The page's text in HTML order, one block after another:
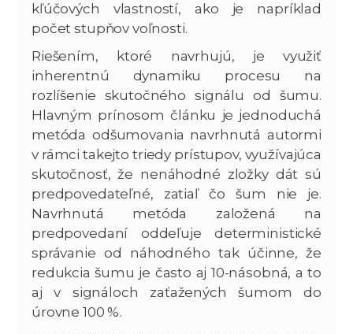
kľúčových vlastností, ako je napríklad
počet stupňov voľnosti.
Riešením, ktoré navrhujú, je využiť
inherentnú dynamiku procesu na
rozlíšenie skutočného signálu od šumu.
Hlavným prínosom článku je jednoduchá
metóda odšumovania navrhnutá autormi
v rámci takejto triedy prístupov, využívajúca
skutočnosť, že nenáhodné zložky dát sú
predpovedateľné, zatiaľ čo šum nie je.
Navrhnutá metóda založená na
predpovedaní oddeľuje deterministické
správanie od náhodného tak účinne, že
redukcia šumu je často aj 10-násobná, a to
aj v signáloch zaťažených šumom do
úrovne 100 %.